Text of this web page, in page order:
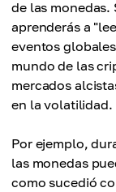
de las monedas.
aprenderás a
eventos
mundo de las
mercados
en la volatilidad.
Por ejemplo,
las monedas
como sucedió